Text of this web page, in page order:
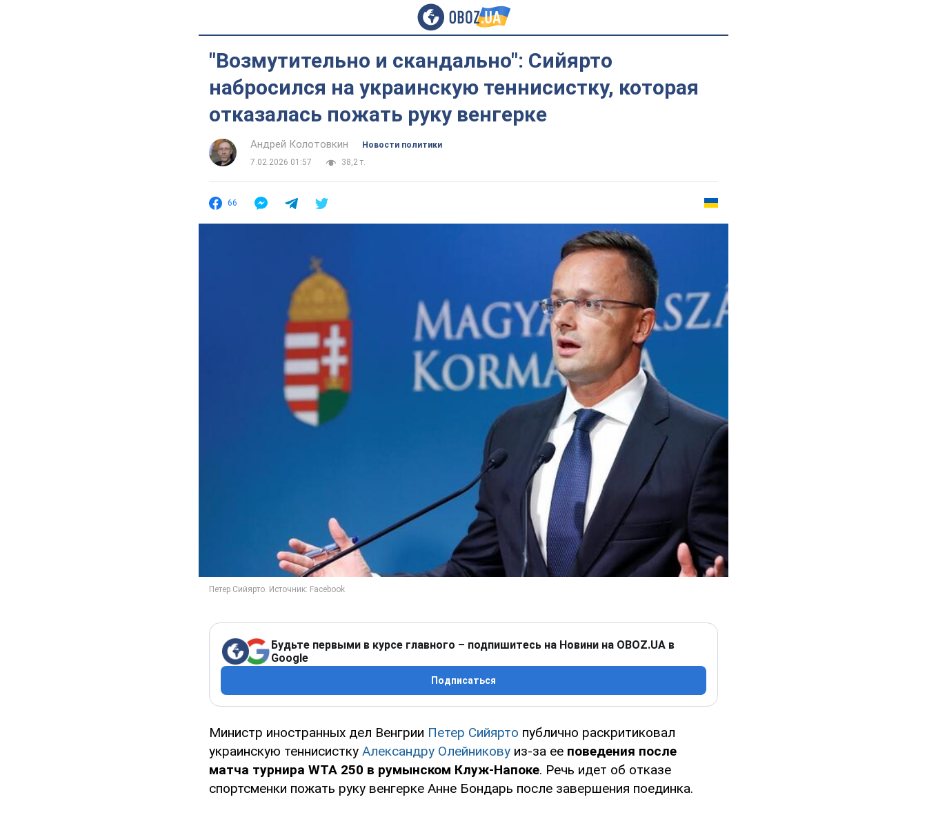
"Возмутительно и скандально": Сийярто
набросился на украинскую теннисистку, которая
отказалась пожать руку венгерке
Андрей Колотовкин
Новости политики
7.02.2026 01:57
38,2 т.
66
Будьте первыми в курсе главного – подпишитесь на Новини на OBOZ.UA в
Google
Подписаться
Министр иностранных дел Венгрии Петер Сийярто публично раскритиковал
украинскую теннисистку Александру Олейникову из-за ее поведения после
матча турнира WTA 250 в румынском Клуж-Напоке. Речь идет об отказе
спортсменки пожать руку венгерке Анне Бондарь после завершения поединка.